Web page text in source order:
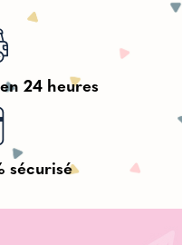
24 heures
sécurisé